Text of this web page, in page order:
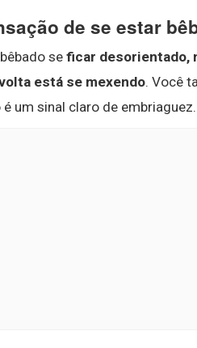
de se estar
seficar desorientado,
está se mexendo. Você
um sinal claro de embriaguez.